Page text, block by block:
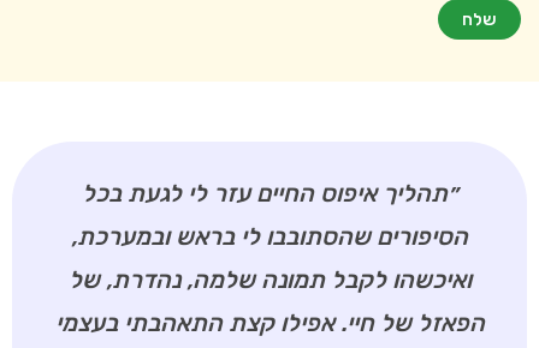
שלח
״תהליך איפוס החיים עזר לי לגעת בכל
הסיפורים שהסתובבו לי בראש ובמערכת,
ואיכשהו לקבל תמונה שלמה, נהדרת, של
הפאזל של חיי. אפילו קצת התאהבתי בעצמי